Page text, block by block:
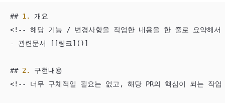
## 1.
개요
<!-- 해당 기능 / 변경사항을 작업한 내용을 한 줄로 요약해
- 관련문서 [[링크]()]
## 2.
구현내용
<!-- 너무 구체적일 필요는 없고, 해당 PR의 핵심이 되는 작